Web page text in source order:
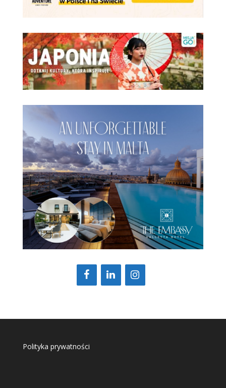
Polityka prywatności